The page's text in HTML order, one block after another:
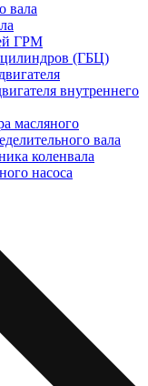
вала
ГРМ
цилиндров (ГБЦ)
внутреннего
масляного
вала
коленвала
насоса